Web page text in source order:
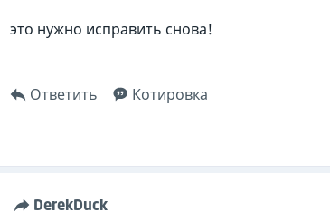
это нужно исправить снова!
Ответить Котировка
DerekDuck